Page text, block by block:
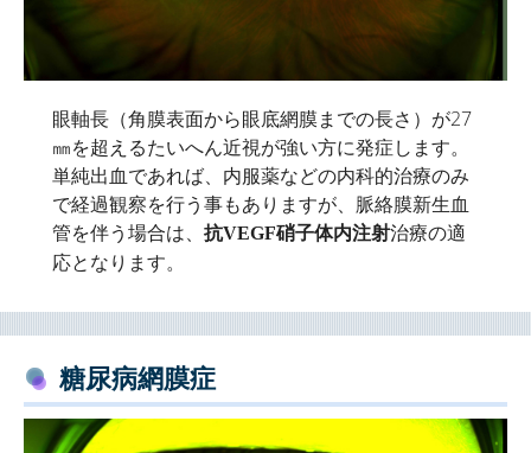
眼軸長（角膜表面から眼底網膜までの長さ）が27
㎜を超えるたいへん近視が強い方に発症します。
単純出血であれば、内服薬などの内科的治療のみ
で経過観察を行う事もありますが、脈絡膜新生血
管を伴う場合は、抗VEGF硝子体内注射治療の適
応となります。
糖尿病網膜症